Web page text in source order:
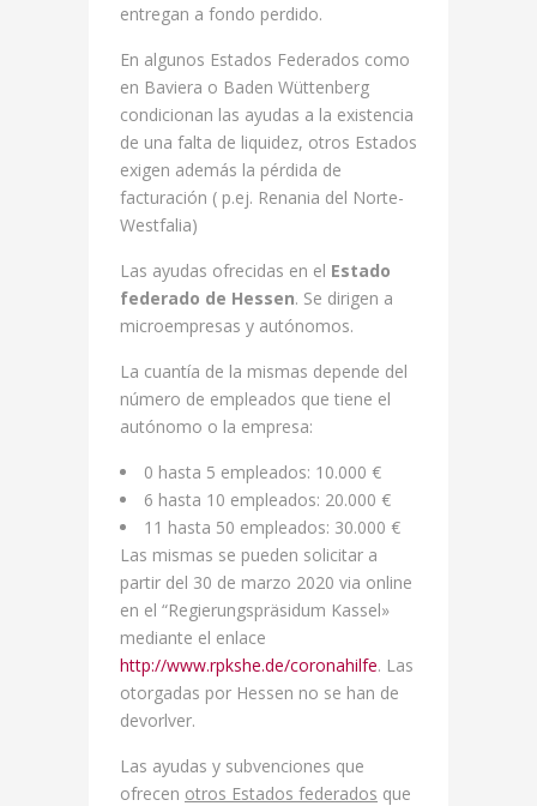
entregan a fondo perdido.
En algunos Estados Federados como
en Baviera o Baden Wüttenberg
condicionan las ayudas a la existencia
de una falta de liquidez, otros Estados
exigen además la pérdida de
facturación ( p.ej. Renania del Norte-
Westfalia)
Las ayudas ofrecidas en el Estado
federado de Hessen. Se dirigen a
microempresas y autónomos.
La cuantía de la mismas depende del
número de empleados que tiene el
autónomo o la empresa:
0 hasta 5 empleados: 10.000 €
6 hasta 10 empleados: 20.000 €
11 hasta 50 empleados: 30.000 €
Las mismas se pueden solicitar a
partir del 30 de marzo 2020 via online
en el “Regierungspräsidum Kassel»
mediante el enlace
http://www.rpkshe.de/coronahilfe. Las
otorgadas por Hessen no se han de
devorlver.
Las ayudas y subvenciones que
ofrecen otros Estados federados que